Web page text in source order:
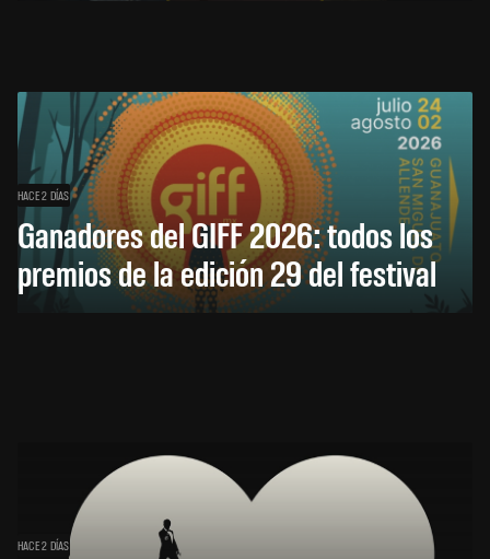
HACE 2 DÍAS
Ganadores del GIFF 2026: todos los
premios de la edición 29 del festival
HACE 2 DÍAS